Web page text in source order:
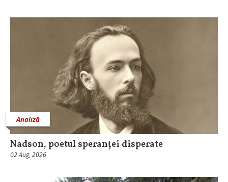
Analiză
Nadson, poetul speranței disperate
02 Aug, 2026